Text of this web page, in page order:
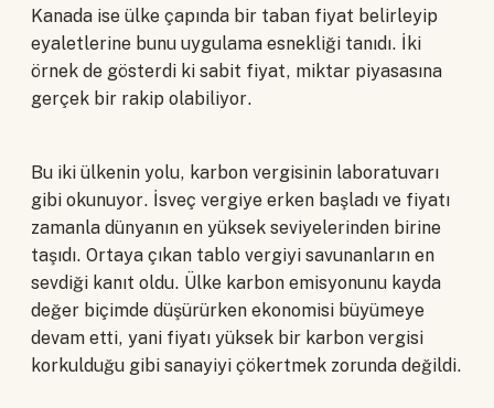
Kanada ise ülke çapında bir taban fiyat belirleyip
eyaletlerine bunu uygulama esnekliği tanıdı. İki
örnek de gösterdi ki sabit fiyat, miktar piyasasına
gerçek bir rakip olabiliyor.
Bu iki ülkenin yolu, karbon vergisinin laboratuvarı
gibi okunuyor. İsveç vergiye erken başladı ve fiyatı
zamanla dünyanın en yüksek seviyelerinden birine
taşıdı. Ortaya çıkan tablo vergiyi savunanların en
sevdiği kanıt oldu. Ülke karbon emisyonunu kayda
değer biçimde düşürürken ekonomisi büyümeye
devam etti, yani fiyatı yüksek bir karbon vergisi
korkulduğu gibi sanayiyi çökertmek zorunda değildi.